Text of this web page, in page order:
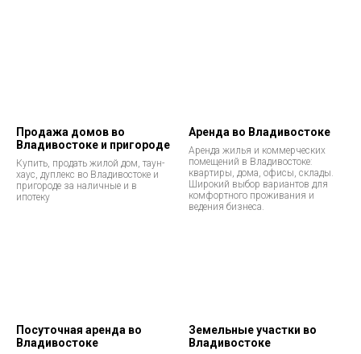
Продажа домов во
Владивостоке и пригороде
Купить, продать жилой дом, таун-
хаус, дуплекс во Владивостоке и
пригороде за наличные и в
ипотеку
Аренда во Владивостоке
Аренда жилья и коммерческих
помещений в Владивостоке:
квартиры, дома, офисы, склады.
Широкий выбор вариантов для
комфортного проживания и
ведения бизнеса.
Посуточная аренда во
Владивостоке
Земельные участки во
Владивостоке